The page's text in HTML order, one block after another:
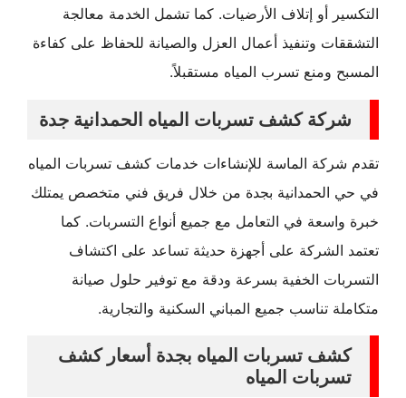
التكسير أو إتلاف الأرضيات. كما تشمل الخدمة معالجة
التشققات وتنفيذ أعمال العزل والصيانة للحفاظ على كفاءة
المسبح ومنع تسرب المياه مستقبلاً.
شركة كشف تسربات المياه الحمدانية جدة
تقدم شركة الماسة للإنشاءات خدمات كشف تسربات المياه
في حي الحمدانية بجدة من خلال فريق فني متخصص يمتلك
خبرة واسعة في التعامل مع جميع أنواع التسربات. كما
تعتمد الشركة على أجهزة حديثة تساعد على اكتشاف
التسربات الخفية بسرعة ودقة مع توفير حلول صيانة
متكاملة تناسب جميع المباني السكنية والتجارية.
كشف تسربات المياه بجدة أسعار كشف
تسربات المياه